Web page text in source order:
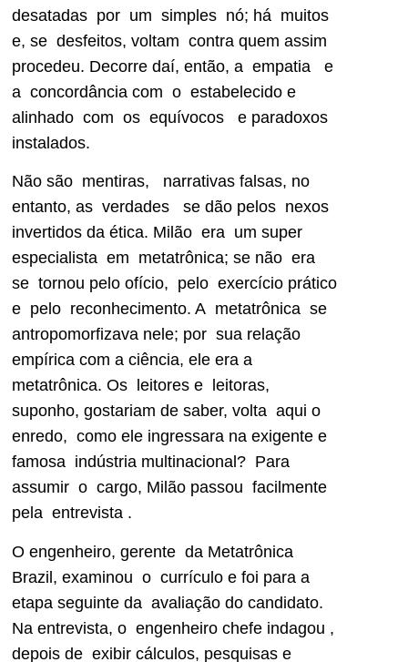
desatadas por um simples nó; há muitos
e, se desfeitos, voltam contra quem assim
procedeu. Decorre daí, então, a empatia e
a concordância com o estabelecido e
alinhado com os equívocos e paradoxos
instalados.
Não são mentiras, narrativas falsas, no
entanto, as verdades se dão pelos nexos
invertidos da ética. Milão era um super
especialista em metatrônica; se não era
se tornou pelo ofício, pelo exercício prático
e pelo reconhecimento. A metatrônica se
antropomorfizava nele; por sua relação
empírica com a ciência, ele era a
metatrônica. Os leitores e leitoras,
suponho, gostariam de saber, volta aqui o
enredo, como ele ingressara na exigente e
famosa indústria multinacional? Para
assumir o cargo, Milão passou facilmente
pela entrevista .
O engenheiro, gerente da Metatrônica
Brazil, examinou o currículo e foi para a
etapa seguinte da avaliação do candidato.
Na entrevista, o engenheiro chefe indagou ,
depois de exibir cálculos, pesquisas e